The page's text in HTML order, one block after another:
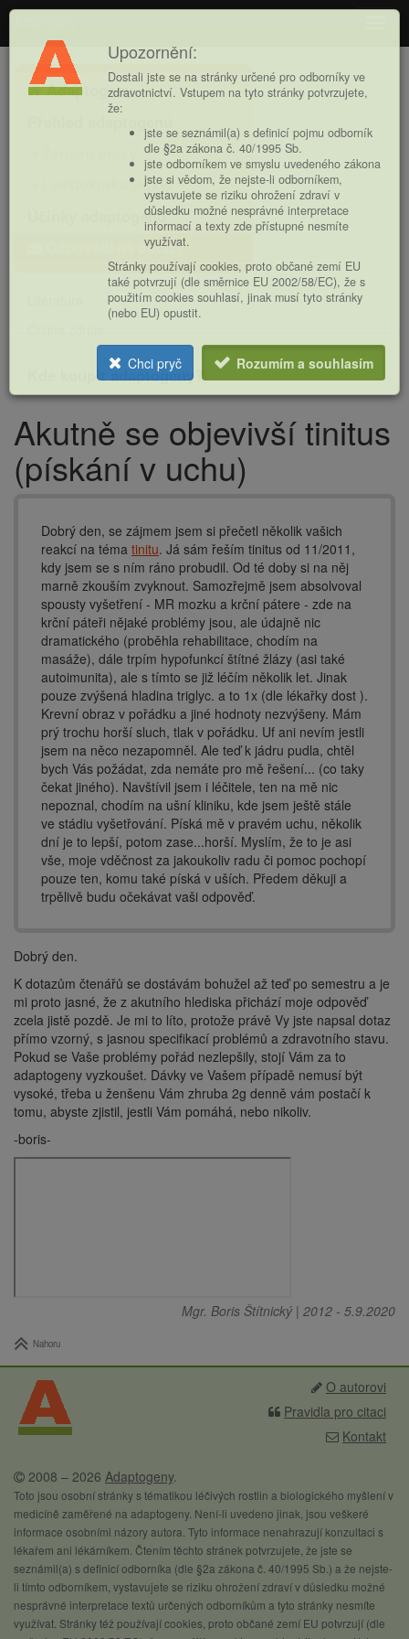
Adaptogeny
Hlavní
nabídkaAdaptogeny
Lesklokorka lesklá
Účinky adaptogenů
Odpovědi na dotazy
Online zdroje
Kde koupit adaptogeny?
Drobečková
navigace
Akutně se objevivší tinitus
(pískání v uchu)
Dobrý den, se zájmem jsem si přečetl několik vašich
reakcí na téma tinitu. Já sám řeším tinitus od 11/2011,
kdy jsem se s ním ráno probudil. Od té doby si na něj
marně zkouším zvyknout. Samozřejmě jsem absolvoval
spousty vyšetření - MR mozku a krční pátere - zde na
krční páteři nějaké problémy jsou, ale údajně nic
dramatického (proběhla rehabilitace, chodím na
masáže), dále trpím hypofunkcí štítné žlázy (asi také
autoimunita), ale s tímto se již léčím několik let. Jinak
pouze zvýšená hladina triglyc. a to 1x (dle lékařky dost ).
Krevní obraz v pořádku a jiné hodnoty nezvýšeny. Mám
prý trochu horší sluch, tlak v pořádku. Uf ani nevím jestli
jsem na něco nezapomněl. Ale teď k jádru pudla, chtěl
bych Vás požádat, zda nemáte pro mě řešení... (co taky
čekat jiného). Navštívil jsem i léčitele, ten na mě nic
nepoznal, chodím na ušní kliniku, kde jsem ještě stále
ve stádiu vyšetřování. Píská mě v pravém uchu, několik
dní je to lepší, potom zase...horší. Myslím, že to je asi
vše, moje vděčnost za jakoukoliv radu či pomoc pochopí
pouze ten, komu také píská v uších. Předem děkuji a
trpělivě budu očekávat vaši odpověď.
Dobrý den.
K dotazům čtenářů se dostávám bohužel až teď po semestru a je
mi proto jasné, že z akutního hlediska přichází moje odpověď
zcela jistě pozdě. Je mi to líto, protože právě Vy jste napsal dotaz
přímo vzorný, s jasnou specifikací problémů a zdravotního stavu.
Pokud se Vaše problémy pořád nezlepšily, stojí Vám za to
adaptogeny vyzkoušet. Dávky ve Vašem případě nemusí být
vysoké, třeba u ženšenu Vám zhruba 2g denně vám postačí k
tomu, abyste zjistil, jestli Vám pomáhá, nebo nikoliv.
-boris-
Mgr. Boris Štítnický | 2012 - 5.9.2020
Nahoru
O autorovi
Pravidla pro citaci
Kontakt
2008 – 2026 Adaptogeny.
Toto jsou osobní stránky s tématikou léčivých rostlin a biologického myšlení v
medicíně zaměřené na adaptogeny. Není-li uvedeno jinak, jsou veškeré
informace osobními názory autora. Tyto informace nenahrazují konzultaci s
lékařem ani lékárníkem. Čtením těchto stránek potvrzujete, že jste se
seznámil(a) s definicí odborníka (dle §2a zákona č. 40/1995 Sb.) a že nejste-
li tímto odborníkem, vystavujete se riziku ohrožení zdraví v důsledku možné
nesprávné interpretace textů určených odborníkům a tyto stránky nesmíte
využívat. Stránky též používají cookies, proto občané zemí EU potvrzují (dle
Upozornění:
Dostali jste se na stránky určené pro odborníky ve
zdravotnictví. Vstupem na tyto stránky potvrzujete,
že:
jste se seznámil(a) s definicí pojmu odborník
dle §2a zákona č. 40/1995 Sb.
jste odborníkem ve smyslu uvedeného zákona
jste si vědom, že nejste-li odborníkem,
vystavujete se riziku ohrožení zdraví v
důsledku možné nesprávné interpretace
informací a texty zde přístupné nesmíte
využívat.
Stránky používají cookies, proto občané zemí EU
také potvrzují (dle směrnice EU 2002/58/EC), že s
použitím cookies souhlasí, jinak musí tyto stránky
(nebo EU) opustit.
Chci pryč Rozumím a souhlasím